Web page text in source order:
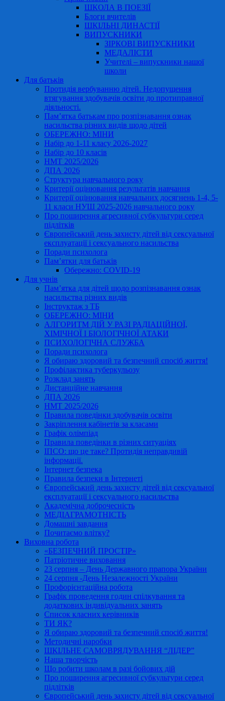
ШКОЛА В ПОЕЗІЇ
Блоги вчителів
ШКІЛЬНІ ДИНАСТІЇ
ВИПУСКНИКИ
ЗІРКОВІ ВИПУСКНИКИ
МЕДАЛІСТИ
Учителі – випускники нашої
школи
Для батьків
Протидія вербуванню дітей. Недопущення
втягування здобувачів освіти до протиправної
діяльності.
Пам’ятка батькам про розпізнавання ознак
насильства різних видів щодо дітей
ОБЕРЕЖНО: МІНИ
Набір до 1-11 класу 2026-2027
Набір до 10 класів
НМТ 2025/2026
ДПА 2026
Структура навчального року
Критерії оцінювання результатів навчання
Критерії оцінювання навчальних досягнень 1-4, 5-
11 класи НУШ 2025-2026 навчального року
Про поширення агресивної субкультури серед
підлітків
Європейський день захисту дітей від сексуальної
експлуатації і сексуального насильства
Поради психолога
Пам’ятки для батьків
Обережно: COVID-19
Для учнів
Пам’ятка для дітей щодо розпізнавання ознак
насильства різних видів
Інструктаж з ТБ
ОБЕРЕЖНО: МІНИ
АЛГОРИТМ ДІЙ У РАЗІ РАДІАЦІЙНОЇ,
ХІМІЧНОЇ І БІОЛОГІЧНОЇ АТАКИ
ПСИХОЛОГІЧНА СЛУЖБА
Поради психолога
Я обираю здоровий та безпечний спосіб життя!
Профілактика туберкульозу
Розклад занять
Дистанційне навчання
ДПА 2026
НМТ 2025/2026
Правила поведінки здобувачів освіти
Закріплення кабінетів за класами
Графік олімпіад
Правила поведінки в різних ситуаціях
ІПСО: що це таке? Протидія неправдивій
інформації.
Інтернет безпека
Правила безпеки в Інтернеті
Європейський день захисту дітей від сексуальної
експлуатації і сексуального насильства
Академічна доброчесність
МЕДІАГРАМОТНІСТЬ
Домашні завдання
Почитаємо влітку?
Виховна робота
«БЕЗПЕЧНИЙ ПРОСТІР»
Патріотичне виховання
23 серпня – День Державного прапора України
24 серпня -День Незалежності України
Профорієнтаційна робота
Графік проведення годин спілкування та
додаткових індивідуальних занять
Список класних керівників
ТИ ЯК?
Я обираю здоровий та безпечний спосіб життя!
Методичні наробки
ШКІЛЬНЕ САМОВРЯДУВАННЯ “ЛІДЕР”
Наша творчість
Що робити школам в разі бойових дій
Про поширення агресивної субкультури серед
підлітків
Європейський день захисту дітей від сексуальної